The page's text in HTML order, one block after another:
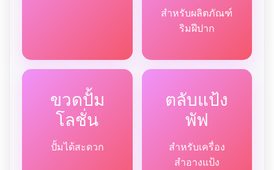
สำหรับผลิตภัณฑ์
ริมฝีปาก
ขวดปั้ม
โลชั่น
ปั้มได้สะดวก
ตลับแป้ง
พัฟ
สำหรับเครื่อง
สำอางแป้ง